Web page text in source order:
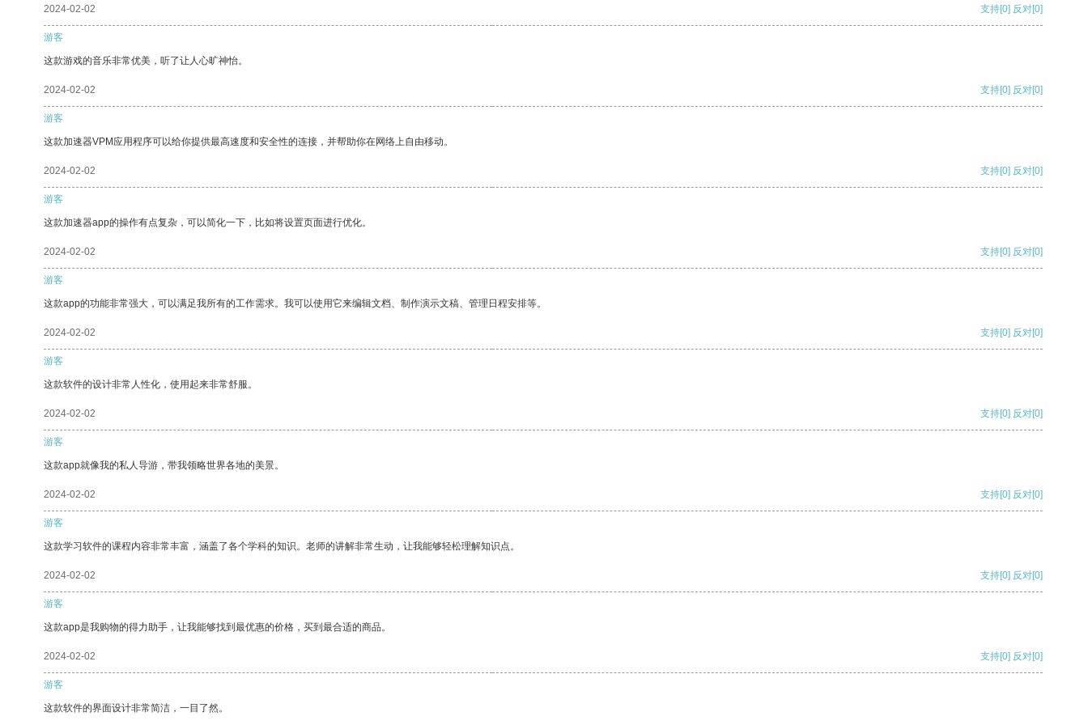
2024-02-02 支持[0] 反对[0]
游客
这款游戏的音乐非常优美，听了让人心旷神怡。
2024-02-02 支持[0] 反对[0]
游客
这款加速器VPM应用程序可以给你提供最高速度和安全性的连接，并帮助你在网络上自由移动。
2024-02-02 支持[0] 反对[0]
游客
这款加速器app的操作有点复杂，可以简化一下，比如将设置页面进行优化。
2024-02-02 支持[0] 反对[0]
游客
这款app的功能非常强大，可以满足我所有的工作需求。我可以使用它来编辑文档、制作演示文稿、管理日程安排等。
2024-02-02 支持[0] 反对[0]
游客
这款软件的设计非常人性化，使用起来非常舒服。
2024-02-02 支持[0] 反对[0]
游客
这款app就像我的私人导游，带我领略世界各地的美景。
2024-02-02 支持[0] 反对[0]
游客
这款学习软件的课程内容非常丰富，涵盖了各个学科的知识。老师的讲解非常生动，让我能够轻松理解知识点。
2024-02-02 支持[0] 反对[0]
游客
这款app是我购物的得力助手，让我能够找到最优惠的价格，买到最合适的商品。
2024-02-02 支持[0] 反对[0]
游客
这款软件的界面设计非常简洁，一目了然。